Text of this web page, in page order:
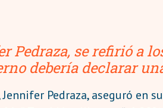
Pedraza, se refirió a
debería declarar
Pedraza, aseguró en